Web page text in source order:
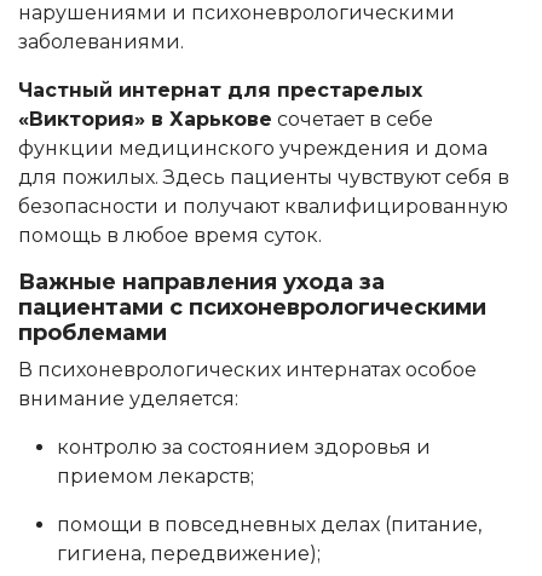
нарушениями и психоневрологическими
заболеваниями.
Частный интернат для престарелых
«Виктория» в Харькове сочетает в себе
функции медицинского учреждения и дома
для пожилых. Здесь пациенты чувствуют себя в
безопасности и получают квалифицированную
помощь в любое время суток.
Важные направления ухода за
пациентами с психоневрологическими
проблемами
В психоневрологических интернатах особое
внимание уделяется:
контролю за состоянием здоровья и
приемом лекарств;
помощи в повседневных делах (питание,
гигиена, передвижение);